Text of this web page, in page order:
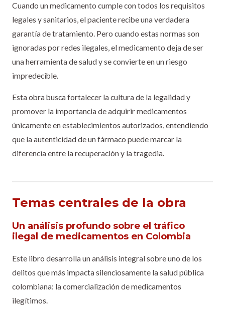
Cuando un medicamento cumple con todos los requisitos
legales y sanitarios, el paciente recibe una verdadera
garantía de tratamiento. Pero cuando estas normas son
ignoradas por redes ilegales, el medicamento deja de ser
una herramienta de salud y se convierte en un riesgo
impredecible.
Esta obra busca fortalecer la cultura de la legalidad y
promover la importancia de adquirir medicamentos
únicamente en establecimientos autorizados, entendiendo
que la autenticidad de un fármaco puede marcar la
diferencia entre la recuperación y la tragedia.
Temas centrales de la obra
Un análisis profundo sobre el tráfico
ilegal de medicamentos en Colombia
Este libro desarrolla un análisis integral sobre uno de los
delitos que más impacta silenciosamente la salud pública
colombiana: la comercialización de medicamentos
ilegítimos.